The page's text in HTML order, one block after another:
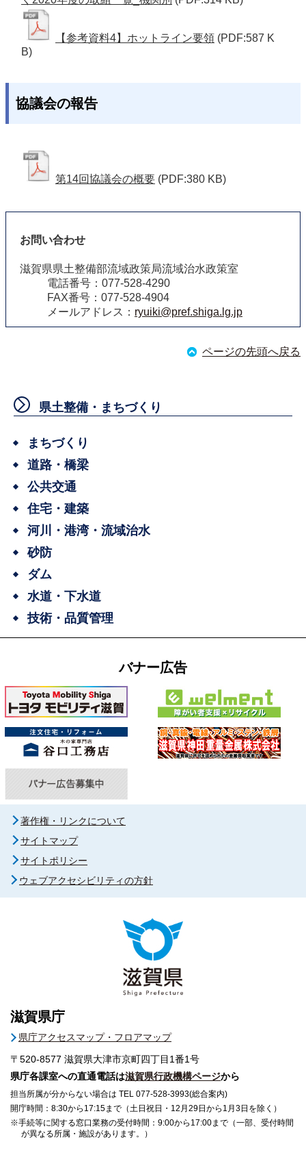
【参考資料4】ホットライン要領 (PDF:587 K
B)
協議会の報告
第14回協議会の概要 (PDF:380 KB)
お問い合わせ
滋賀県県土整備部流域政策局流域治水政策室
電話番号：077-528-4290
FAX番号：077-528-4904
メールアドレス： ryuiki@pref.shiga.lg.jp
ページの先頭へ戻る
県土整備・まちづくり
まちづくり
道路・橋梁
公共交通
住宅・建築
河川・港湾・流域治水
砂防
ダム
水道・下水道
技術・品質管理
バナー広告
著作権・リンクについて
サイトマップ
サイトポリシー
ウェブアクセシビリティの方針
滋賀県庁
県庁アクセスマップ・フロアマップ
〒520-8577 滋賀県大津市京町四丁目1番1号
県庁各課室への直通電話は滋賀県行政機構ページから
担当所属が分からない場合は TEL 077-528-3993(総合案内)
開庁時間：8:30から17:15まで（土日祝日・12月29日から1月3日を除く）
※手続等に関する窓口業務の受付時間：9:00から17:00まで（一部、受付時間
が異なる所属・施設があります。）